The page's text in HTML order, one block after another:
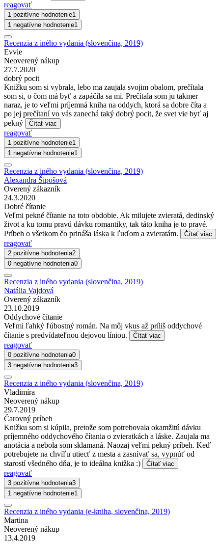
reagovať
1 pozitívne hodnotenie1
1 negatívne hodnotenie1
Recenzia z iného vydania (slovenčina, 2019)
Evvie
Neoverený nákup
27.7.2020
dobrý pocit
Knižku som si vybrala, lebo ma zaujala svojim obalom, prečítala
som si, o čom má byť a zapáčila sa mi. Prečítala som ju takmer
naraz, je to veľmi príjemná kniha na oddych, ktorá sa dobre číta a
po jej prečítaní vo vás zanechá taký dobrý pocit, že svet vie byť aj
pekný
Čítať viac
reagovať
1 pozitívne hodnotenie1
1 negatívne hodnotenie1
Recenzia z iného vydania (slovenčina, 2019)
Alexandra Šipošová
Overený zákazník
24.3.2020
Dobré čítanie
Veľmi pekné čítanie na toto obdobie. Ak milujete zvieratá, dedinský
život a ku tomu pravú dávku romantiky, tak táto kniha je to pravé.
Príbeh o všetkom čo prináša láska k ľuďom a zvieratám.
Čítať viac
reagovať
2 pozitívne hodnotenia2
0 negatívne hodnotenia0
Recenzia z iného vydania (slovenčina, 2019)
Natália Vajdová
Overený zákazník
23.10.2019
Oddychové čítanie
Veľmi ľahký ľúbostný román. Na môj vkus až príliš oddychové
čítanie s predvídateľnou dejovou líniou.
Čítať viac
reagovať
0 pozitívne hodnotenia0
3 negatívne hodnotenia3
Recenzia z iného vydania (slovenčina, 2019)
Vladimíra
Neoverený nákup
29.7.2019
Čarovný príbeh
Knižku som si kúpila, pretože som potrebovala okamžitú dávku
príjemného oddychového čítania o zvieratkách a láske. Zaujala ma
anotácia a nebola som sklamaná. Naozaj veľmi pekný príbeh. Keď
potrebujete na chvíľu utiecť z mesta a zasnívať sa, vypnúť od
starostí všedného dňa, je to ideálna knižka :)
Čítať viac
reagovať
3 pozitívne hodnotenia3
1 negatívne hodnotenie1
Recenzia z iného vydania (e-kniha, slovenčina, 2019)
Martina
Neoverený nákup
13.4.2019